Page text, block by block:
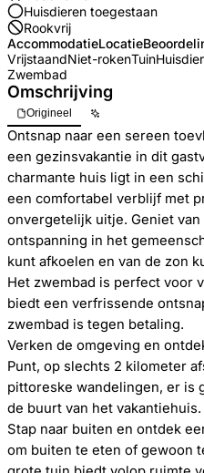
Huisdieren toegestaan
Rookvrij
AccommodatieLocatie
VrijstaandNiet-rokenTuin
Zwembad
Omschrijving
Origineel
Ontsnap naar een sereen
een gezinsvakantie in dit
charmante huis ligt in een
een comfortabel verblijf met
onvergetelijk uitje. Geniet
ontspanning in het
kunt afkoelen en van de zon
Het zwembad is perfect voor
biedt een verfrissende
zwembad is tegen betaling.
Verken de omgeving en
Punt, op slechts 2 kilometer
pittoreske wandelingen, er is
de buurt van het vakantiehuis.
Stap naar buiten en ontdek
om buiten te eten of gewoon